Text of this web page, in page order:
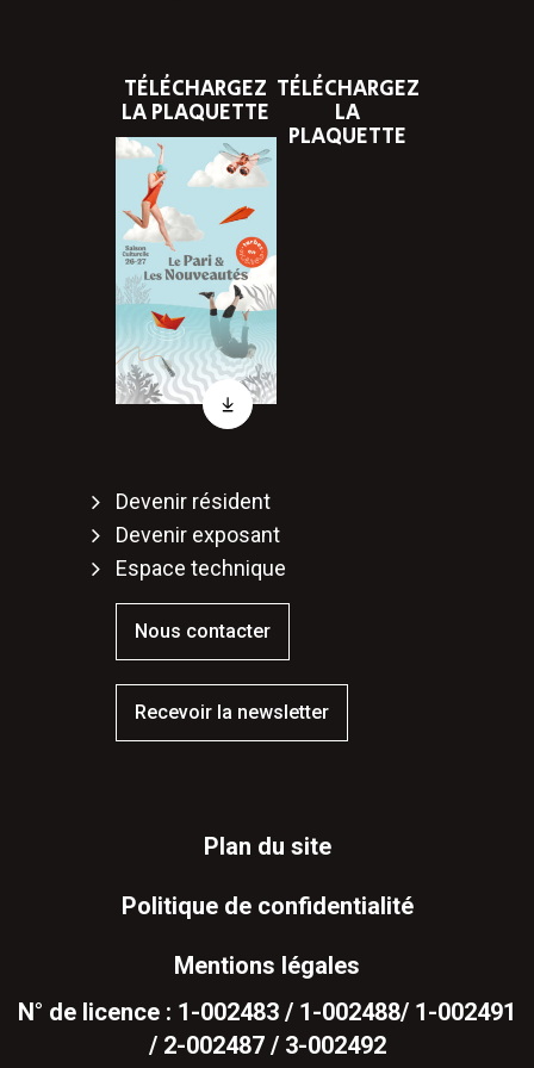
FacebookYoutube
TÉLÉCHARGEZ
LA PLAQUETTE
Télécharger
TÉLÉCHARGEZ
LA
PLAQUETTE
Devenir résident
Devenir exposant
Espace technique
Nous contacter
Recevoir la newsletter
Plan du site
Politique de confidentialité
Mentions légales
N° de licence : 1-002483 / 1-002488/ 1-002491
/ 2-002487 / 3-002492